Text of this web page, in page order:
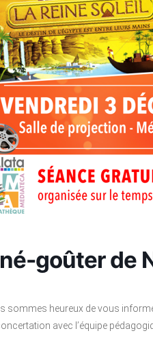
goûter de
sommes heureux de vous
avec l’équipe